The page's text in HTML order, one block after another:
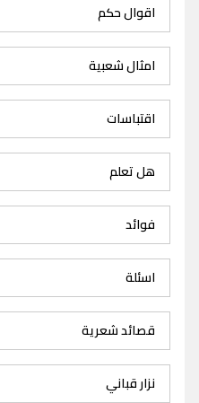
اقوال حكم
امثال شعبية
اقتباسات
هل تعلم
فوائد
اسئلة
قصائد شعرية
نزار قباني